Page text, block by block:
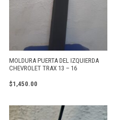
MOLDURA PUERTA DEL IZQUIERDA
CHEVROLET TRAX 13 – 16
$1,450.00